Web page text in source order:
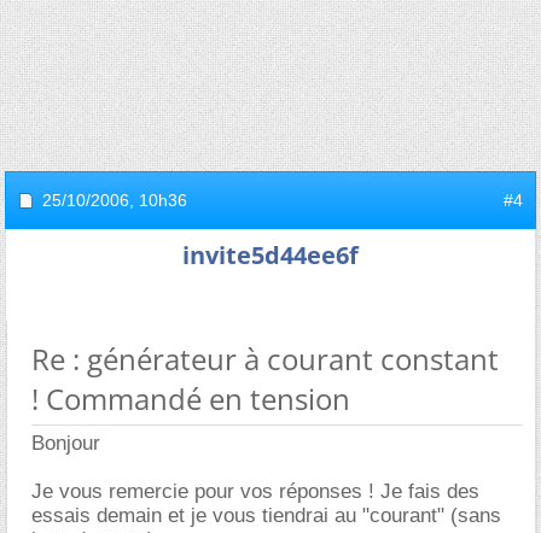
25/10/2006, 10h36 #4
invite5d44ee6f
Re : générateur à courant constant
! Commandé en tension
Bonjour
Je vous remercie pour vos réponses ! Je fais des
essais demain et je vous tiendrai au "courant" (sans